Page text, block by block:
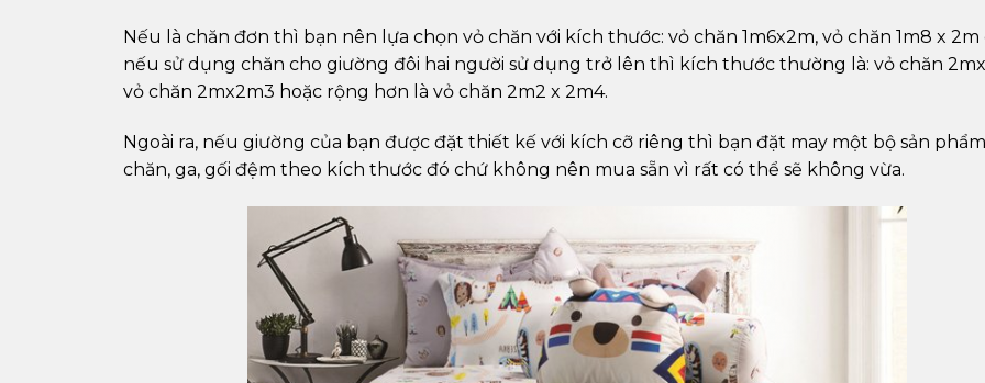
Nếu là chăn đơn thì bạn nên lựa chọn vỏ chăn với kích thước: vỏ chăn 1m6x2m, vỏ chăn 1m8 x 2m
nếu sử dụng chăn cho giường đôi hai người sử dụng trở lên thì kích thước thường là: vỏ chăn
vỏ chăn 2mx2m3 hoặc rộng hơn là vỏ chăn 2m2 x 2m4.
Ngoài ra, nếu giường của bạn được đặt thiết kế với kích cỡ riêng thì bạn đặt may một bộ sản phẩm
chăn, ga, gối đệm theo kích thước đó chứ không nên mua sẵn vì rất có thể sẽ không vừa.